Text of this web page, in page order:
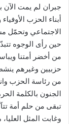
أبناء الحزب
الاجتماعي وتحمّل
حين رأى الوجوه
من أخضر أمتنا
حزبيين وغيرهم
من رئاسة الحزب
الجنون بالكلمة
تبقى من حلم أمة
وغابت المثل